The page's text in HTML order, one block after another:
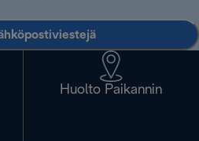
Huolto Paikannin